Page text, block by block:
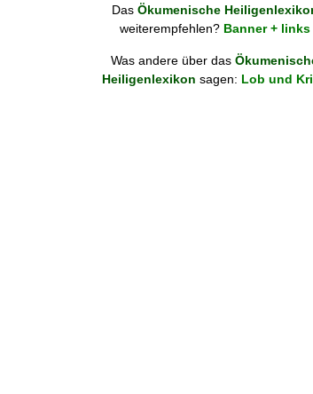
Das Ökumenische
weiterempfehlen? Banner + links
Was andere über das
Heiligenlexikon sagen: Lob und